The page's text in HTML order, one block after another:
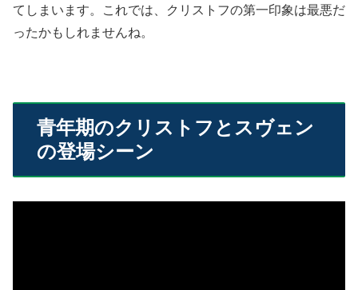
てしまいます。これでは、クリストフの第一印象は最悪だ
ったかもしれませんね。
青年期のクリストフとスヴェン
の登場シーン